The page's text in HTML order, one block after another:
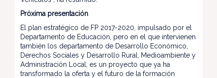
Próxima presentación
El plan estratégico de FP 2017-2020, impulsado por el
Departamento de Educación, pero en el que intervienen
también los departamento de Desarrollo Económico,
Derechos Sociales y Desarrollo Rural, Medioambiente y
Administración Local,
es un proyecto que ya ha
transformado la oferta y el futuro de la formación